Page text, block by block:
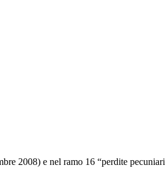
2008) e nel ramo 16 “perdite